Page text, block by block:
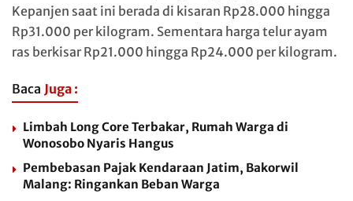
Kepanjen saat ini berada di kisaran Rp28.000 hingga
Rp31.000 per kilogram. Sementara harga telur ayam
ras berkisar Rp21.000 hingga Rp24.000 per kilogram.
Baca Juga :
Limbah Long Core Terbakar, Rumah Warga di
Wonosobo Nyaris Hangus
Pembebasan Pajak Kendaraan Jatim, Bakorwil
Malang: Ringankan Beban Warga